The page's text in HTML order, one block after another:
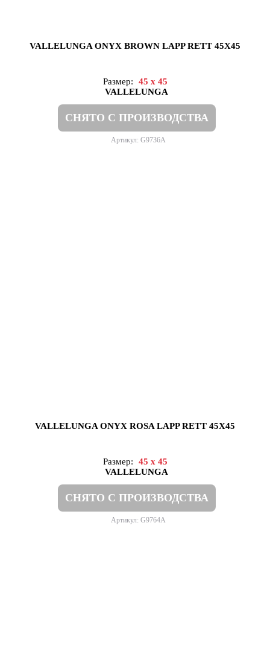
VALLELUNGA ONYX BROWN LAPP RETT 45X45
Размер:
45 x 45
VALLELUNGA
СНЯТО С ПРОИЗВОДСТВА
Артикул: G9736A
VALLELUNGA ONYX ROSA LAPP RETT 45X45
Размер:
45 x 45
VALLELUNGA
СНЯТО С ПРОИЗВОДСТВА
Артикул: G9764A